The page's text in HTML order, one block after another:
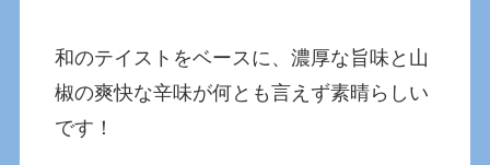
和のテイストをベースに、濃厚な旨味と山
椒の爽快な辛味が何とも言えず素晴らしい
です！